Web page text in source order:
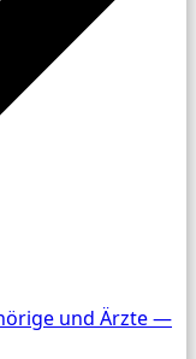
und Ärzte —